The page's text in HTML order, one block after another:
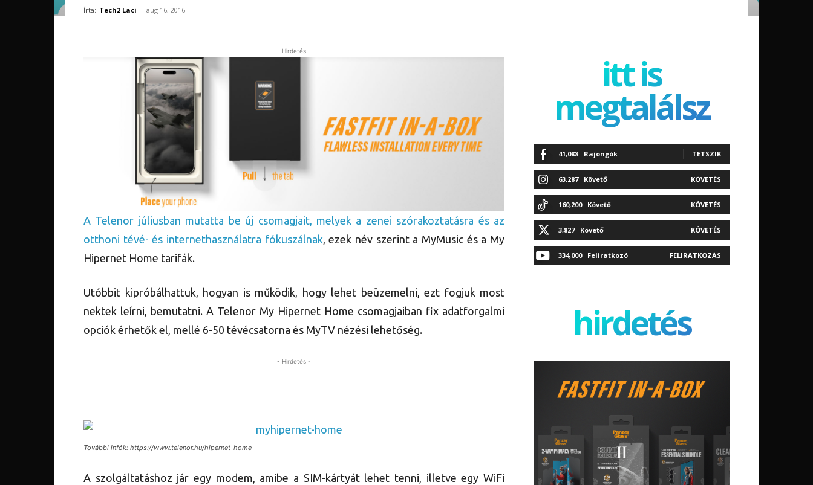
Írta: Tech2 Laci - aug 16, 2016
Hirdetés
A Telenor júliusban mutatta be új csomagjait, melyek a zenei szórakoztatásra és az
otthoni tévé- és internethasználatra fókuszálnak, ezek név szerint a MyMusic és a My
Hipernet Home tarifák.
Utóbbit kipróbálhattuk, hogyan is működik, hogy lehet beüzemelni, ezt fogjuk most
nektek leírni, bemutatni. A Telenor My Hipernet Home csomagjaiban fix adatforgalmi
opciók érhetők el, mellé 6-50 tévécsatorna és MyTV nézési lehetőség.
- Hirdetés -
További infók: https://www.telenor.hu/hipernet-home
A szolgáltatáshoz jár egy modem, amibe a SIM-kártyát lehet tenni, illetve egy WiFi
itt is
megtalálsz
41,088 Rajongók TETSZIK
63,287 Követő KÖVETÉS
160,200 Követő KÖVETÉS
3,827 Követő KÖVETÉS
334,000 Feliratkozó FELIRATKOZÁS
hirdetés